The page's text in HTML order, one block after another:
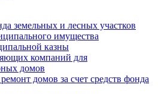
земельных и лесных участков
имущества
казны
компаний для
домов
домов за счет средств фонда